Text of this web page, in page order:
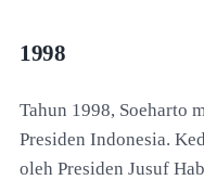
1998
Tahun 1998, Soeharto
Presiden Indonesia.
oleh Presiden Jusuf